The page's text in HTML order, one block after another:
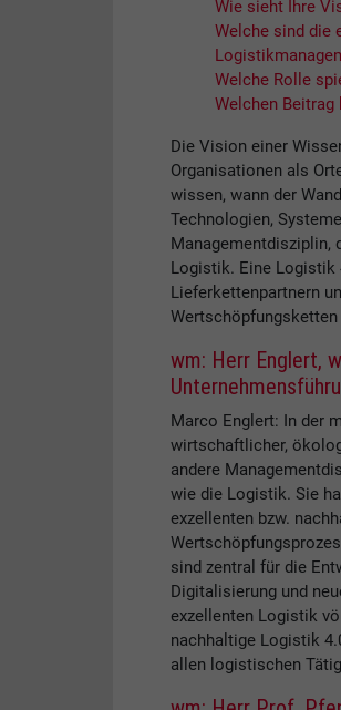
Wie sieht Ihre
Welche sind die
Welche Rolle
Welchen
Die Vision einer
Organisationen als
wissen, wann der
Technologien,
Managementdisziplin,
Logistik. Eine Logistik
Lieferkettenpartnern
wm: Herr Englert,
Marco Englert: In der
wirtschaftlicher,
andere
wie die Logistik. Sie
exzellenten bzw.
sind zentral für die
Digitalisierung und
exzellenten Logistik
nachhaltige Logistik
allen logistischen